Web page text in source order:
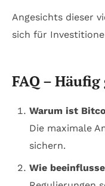
Angesichts dieser
sich für
FAQ –
Warum ist
Die maximale
sichern.
Wie